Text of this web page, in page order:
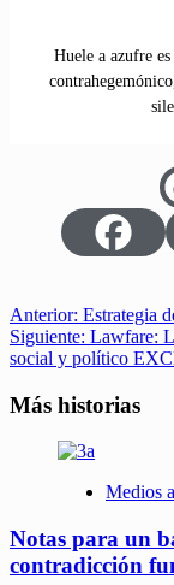
Huele a azufre
Navegación
de
Anterior: Estrategia
Siguiente: Lawfare:
social y político
Más historias
Medios
Notas para un
contradicción